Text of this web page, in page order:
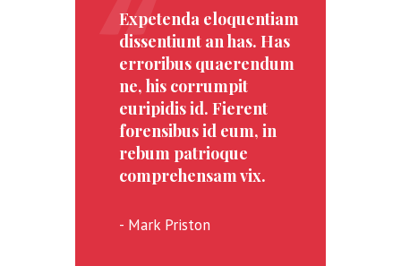
Expetenda eloquentiam
dissentiunt an has. Has
erroribus quaerendum
ne, his corrumpit
euripidis id. Fierent
forensibus id eum, in
rebum patrioque
comprehensam vix.
Mark Priston